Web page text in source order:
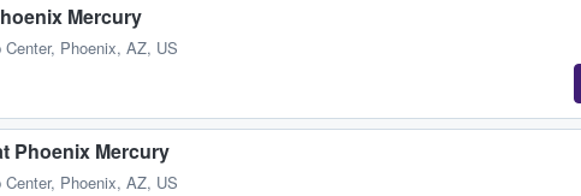
Mercury
Center, Phoenix, AZ, US
Phoenix Mercury
Center, Phoenix, AZ, US